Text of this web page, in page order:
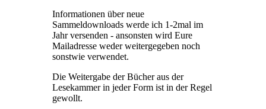
Informationen über neue
Sammeldownloads werde ich 1-2mal im
Jahr versenden - ansonsten wird Eure
Mailadresse weder weitergegeben noch
sonstwie verwendet.
Die Weitergabe der Bücher aus der
Lesekammer in jeder Form ist in der Regel
gewollt.